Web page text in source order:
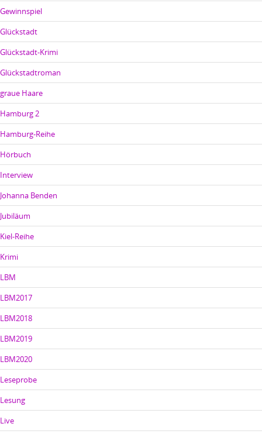
Gewinnspiel
Glückstadt
Glückstadt-Krimi
Glückstadtroman
graue Haare
Hamburg 2
Hamburg-Reihe
Hörbuch
Interview
Johanna Benden
Jubiläum
Kiel-Reihe
Krimi
LBM
LBM2017
LBM2018
LBM2019
LBM2020
Leseprobe
Lesung
Live